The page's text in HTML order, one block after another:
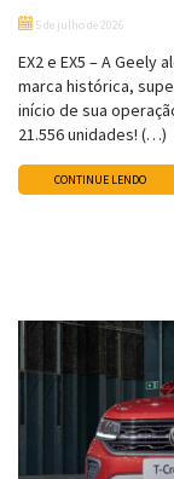
5 de julho de 2026
EX2 e EX5 – A Geely
marca histórica,
início de sua
21.556 unidades! (…)
CONTINUE LENDO